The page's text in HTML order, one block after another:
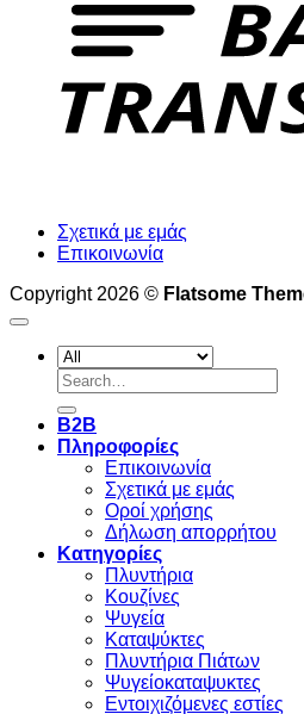
Σχετικά με εμάς
Επικοινωνία
Copyright 2026 © Flatsome
Search
for:
B2B
Πληροφορίες
Επικοινωνία
Σχετικά με εμάς
Οροί χρήσης
Δήλωση απορρήτου
Κατηγορίες
Πλυντήρια
Κουζίνες
Ψυγεία
Καταψύκτες
Πλυντήρια Πιάτων
Ψυγείοκαταψυκτες
Εντοιχιζόμενες εστίες